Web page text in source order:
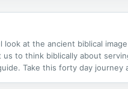
at the ancient biblical
to think biblically about
Take this forty day